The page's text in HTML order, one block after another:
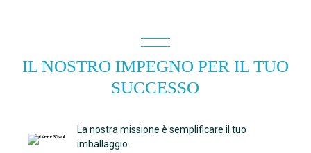
IL NOSTRO IMPEGNO PER IL TUO
SUCCESSO
La nostra missione è semplificare il tuo
imballaggio.